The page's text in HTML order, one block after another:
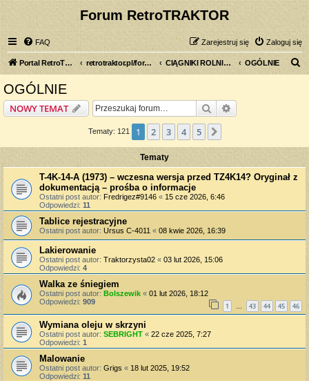
Forum RetroTRAKTOR
FAQ Zaloguj się
Zarejestruj się
Portal RetroTRAKTOR.pl retrotraktor.pl/forum CIĄGNIKI ROLNICZE OGÓLNIE
OGÓLNIE
NOWY TEMAT Szukaj
Tematy: 121 1 2 3 4 5
Tematy
T-4K-14-A (1973) – wczesna wersja przed TZ4K14? Oryginał z
dokumentacją – prośba o informacje
Ostatni post autor: Fredrigez#9146 « 15 cze 2026, 6:46
Odpowiedzi: 11
Tablice rejestracyjne
Ostatni post autor: Ursus C-4011 « 08 kwie 2026, 16:39
Lakierowanie
Ostatni post autor: Traktorzysta02 « 03 lut 2026, 15:06
Odpowiedzi: 4
Walka ze śniegiem
Ostatni post autor: Bolszewik « 01 lut 2026, 18:12
Odpowiedzi: 909 1 … 43 44 45 46
Wymiana oleju w skrzyni
Ostatni post autor: SEBRIGHT « 22 cze 2025, 7:27
Odpowiedzi: 1
Malowanie
Ostatni post autor: Grigs « 18 lut 2025, 19:52
Odpowiedzi: 11